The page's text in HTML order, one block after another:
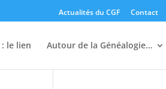
Actualités du CGF Contact
: le lien Autour de la Généalogie…